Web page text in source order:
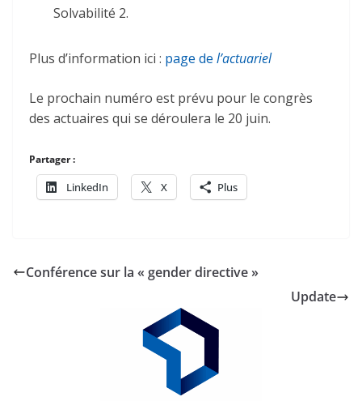
Solvabilité 2.
Plus d’information ici : page de l’actuariel
Le prochain numéro est prévu pour le congrès
des actuaires qui se déroulera le 20 juin.
Partager :
LinkedIn X Plus
Conférence sur la « gender directive »
Update